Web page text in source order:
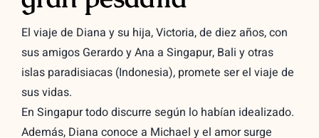
El viaje de Diana y su hija, Victoria, de diez años, con
sus amigos Gerardo y Ana a Singapur, Bali y otras
islas paradisiacas (Indonesia), promete ser el viaje de
sus vidas.
En Singapur todo discurre según lo habían idealizado.
Además, Diana conoce a Michael y el amor surge